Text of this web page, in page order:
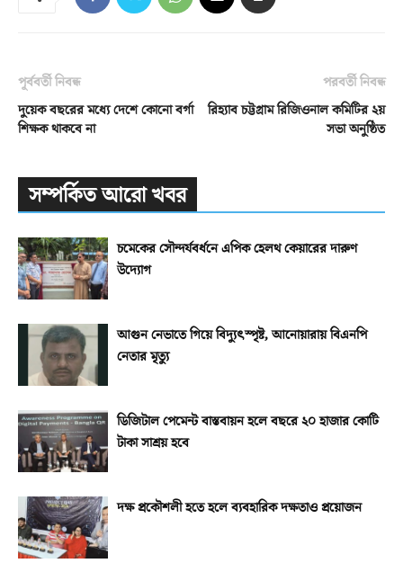
পূর্ববর্তী নিবন্ধ
দুয়েক বছরের মধ্যে দেশে কোনো বর্গা
শিক্ষক থাকবে না
পরবর্তী নিবন্ধ
রিহ্যাব চট্টগ্রাম রিজিওনাল কমিটির ২য়
সভা অনুষ্ঠিত
সম্পর্কিত আরো খবর
চমেকের সৌন্দর্যবর্ধনে এপিক হেলথ কেয়ারের দারুণ
উদ্যোগ
আগুন নেভাতে গিয়ে বিদ্যুৎস্পৃষ্ট, আনোয়ারায় বিএনপি
নেতার মৃত্যু
ডিজিটাল পেমেন্ট বাস্তবায়ন হলে বছরে ২০ হাজার কোটি
টাকা সাশ্রয় হবে
দক্ষ প্রকৌশলী হতে হলে ব্যবহারিক দক্ষতাও প্রয়োজন